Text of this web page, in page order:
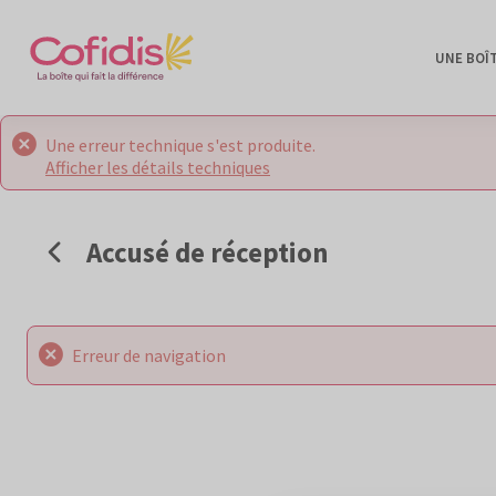
UNE
Une erreur technique s'est produite.
Afficher les détails techniques
Accusé de réception
Erreur de navigation